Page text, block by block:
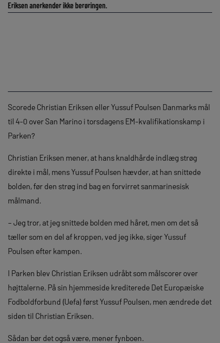
Eriksen anerkender ikke berøringen.
Scorede Christian Eriksen eller Yussuf Poulsen Danmarks mål
til 4-0 over San Marino i torsdagens EM-kvalifikationskamp i
Parken?
Christian Eriksen mener, at hans knaldhårde indlæg strøg
direkte i mål, mens Yussuf Poulsen hævder, at han snittede
bolden, før den strøg ind bag en forvirret sanmarinesisk
målmand.
– Jeg tror, at jeg snittede bolden med håret, men om det så
tæller som en del af kroppen, ved jeg ikke, siger Yussuf
Poulsen efter kampen.
I Parken blev Christian Eriksen udråbt som målscorer over
højttalerne. På sin hjemmeside krediterede Det Europæiske
Fodboldforbund (Uefa) først Yussuf Poulsen, men ændrede det
siden til Christian Eriksen.
Sådan bør det også være, mener fynboen.